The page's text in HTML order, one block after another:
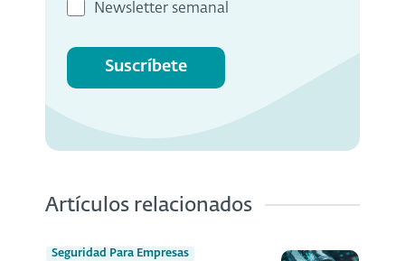
Newsletter semanal
Suscríbete
Artículos relacionados
Seguridad Para Empresas